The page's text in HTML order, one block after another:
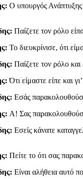
Ο υπουργός Ανάπτυξης
Παίζετε τον ρόλο
Το διευκρίνισε, ότι
Παίζετε τον ρόλο και
Ότι είμαστε είπε και
Εσάς
Α! Σας
Εσείς κάνατε
Πείτε το ότι σας
Είναι αλήθεια αυτό